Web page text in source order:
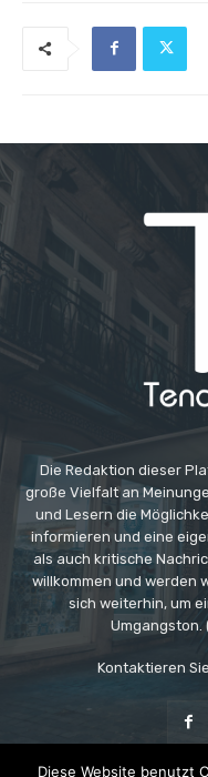
Die Redaktion dieser
große Vielfalt an
und Lesern die
informieren und eine
als auch kritische
willkommen und werden
sich weiterhin, um
Umgangston.
Kontaktieren
Diese Website benutzt